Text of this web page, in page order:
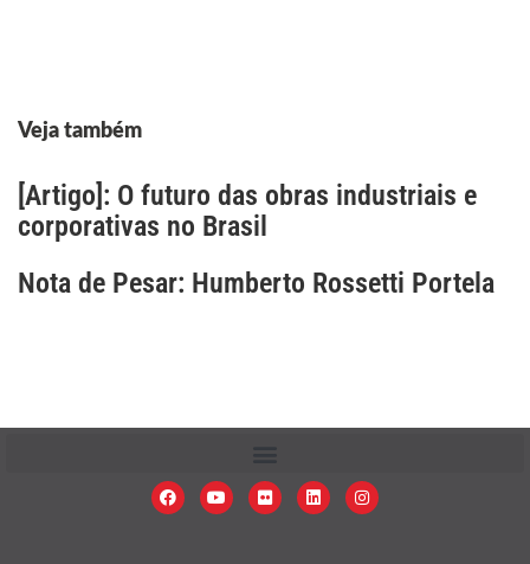
Veja também
[Artigo]: O futuro das obras industriais e
corporativas no Brasil
Nota de Pesar: Humberto Rossetti Portela